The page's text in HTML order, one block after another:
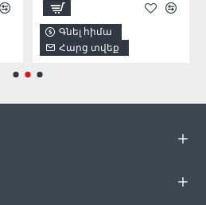
Գնել հիմա
Հարց տվեք